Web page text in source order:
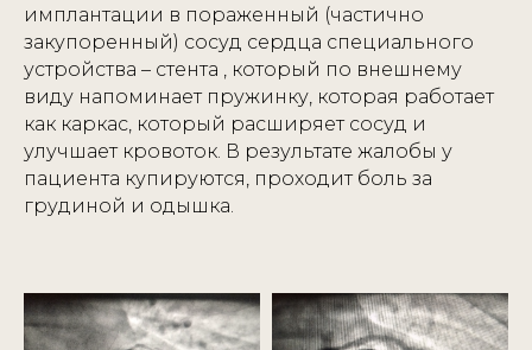
имплантации в пораженный (частично
закупоренный) сосуд сердца специального
устройства – стента , который по внешнему
виду напоминает пружинку, которая работает
как каркас, который расширяет сосуд и
улучшает кровоток. В результате жалобы у
пациента купируются, проходит боль за
грудиной и одышка.